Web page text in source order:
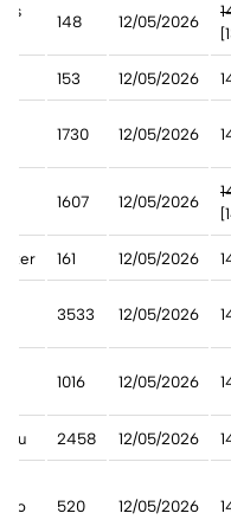
148 12/05/2026
153 12/05/2026
1730 12/05/2026
1607 12/05/2026
161 12/05/2026
3533 12/05/2026
1016 12/05/2026
2458 12/05/2026
520 12/05/2026